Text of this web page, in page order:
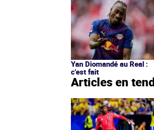
Yan Diomandé au Real :
c'est fait
Articles en